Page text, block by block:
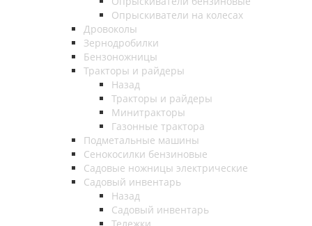
Опрыскиватели на колесах
Дровоколы
Зернодробилки
Бензоножницы
Тракторы и райдеры
Назад
Тракторы и райдеры
Минитракторы
Газонные трактора
Подметальные машины
Сенокосилки бензиновые
Садовые ножницы электрические
Садовый инвентарь
Назад
Садовый инвентарь
Тележки